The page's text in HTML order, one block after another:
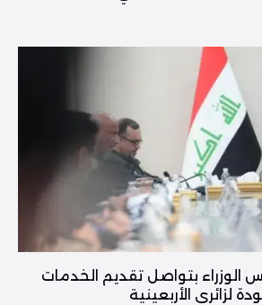
الوزراء بتواصل تقديم الخدمات
لزائري الأربعينية